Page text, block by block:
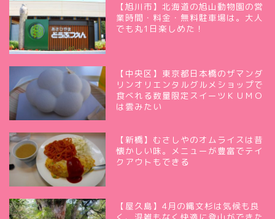
【旭川市】北海道の旭山動物園の営
業時間・料金・無料駐車場は。大人
でも丸1日楽しめた！
【中央区】東京都日本橋のザマンダ
リンオリエンタルグルメショップで
食べれる数量限定スイーツＫＵＭＯ
は雲みたい
【新橋】むさしやのオムライスは昔
懐かしい味。メニューが豊富でテイ
クアウトもできる
【屋久島】4月の縄文杉は気候も良